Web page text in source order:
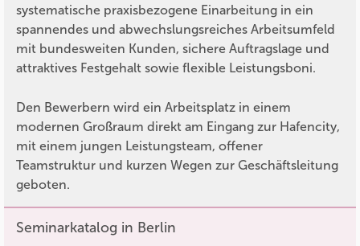
systematische praxisbezogene Einarbeitung in ein
spannendes und abwechslungsreiches Arbeitsumfeld
mit bundesweiten Kunden, sichere Auftragslage und
attraktives Festgehalt sowie flexible Leistungsboni.
Den Bewerbern wird ein Arbeitsplatz in einem
modernen Großraum direkt am Eingang zur Hafencity,
mit einem jungen Leistungsteam, offener
Teamstruktur und kurzen Wegen zur Geschäftsleitung
geboten.
Seminarkatalog in Berlin